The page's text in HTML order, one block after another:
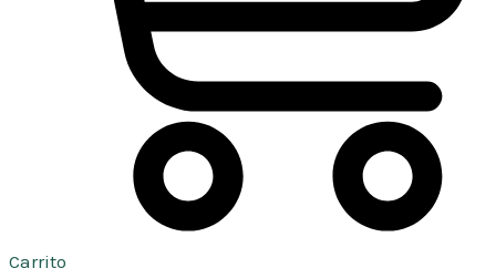
Carrito